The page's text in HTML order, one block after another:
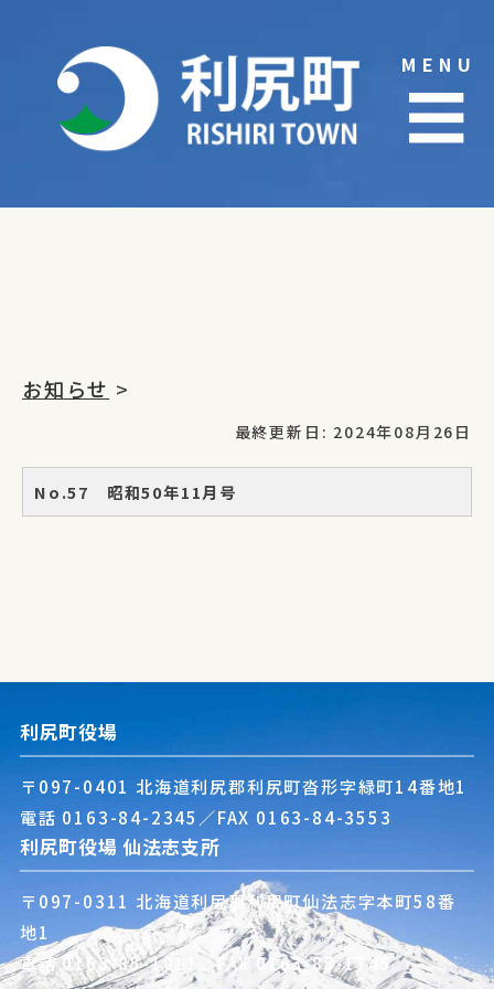
content
MENU
☰
お知らせ >
最終更新日: 2024年08月26日
No.57 昭和50年11月号
利尻町役場
〒097-0401 北海道利尻郡利尻町沓形字緑町14番地1
電話 0163-84-2345 ／FAX 0163-84-3553
利尻町役場 仙法志支所
〒097-0311 北海道利尻郡利尻町仙法志字本町58番
地1
電話0163-85-1011 ／FAX 0163-85-1745